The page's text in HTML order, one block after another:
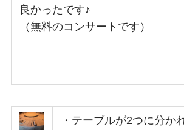
良かったです♪
（無料のコンサートです）
・テーブルが2つに分か